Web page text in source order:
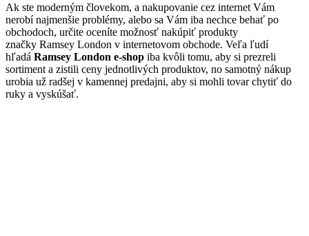
Ak ste moderným človekom, a nakupovanie cez internet Vám
nerobí najmenšie problémy, alebo sa Vám iba nechce behať po
obchodoch, určite oceníte možnosť nakúpiť produkty
značky Ramsey London v internetovom obchode. Veľa ľudí
hľadá Ramsey London e-shop iba kvôli tomu, aby si prezreli
sortiment a zistili ceny jednotlivých produktov, no samotný nákup
urobia už radšej v kamennej predajni, aby si mohli tovar chytiť do
ruky a vyskúšať.